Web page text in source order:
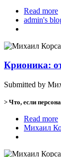
Read more
admin's
Крионика:
Submitted by
> Что, если
Read more
Михаил